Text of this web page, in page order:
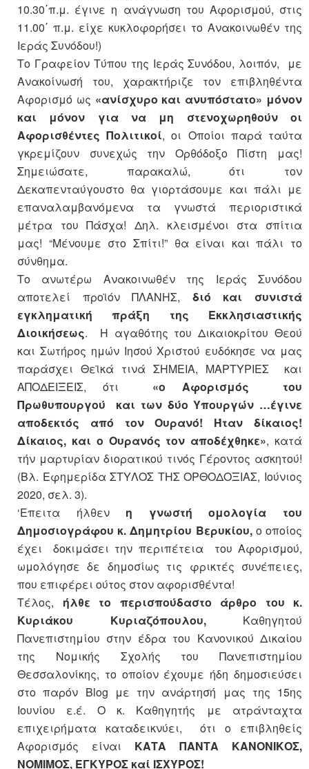
10.30΄π.μ. έγινε η ανάγνωση του Αφορισμού, στις
11.00΄ π.μ. είχε κυκλοφορήσει το Ανακοινωθέν της
Ιεράς Συνόδου!)
Το Γραφείον Τύπου της Ιεράς Συνόδου, λοιπόν, με
Ανακοίνωσή του, χαρακτήριζε τον επιβληθέντα
Αφορισμό ως «ανίσχυρο και ανυπόστατο» μόνον
και μόνον για να μη στενοχωρηθούν οι
Αφορισθέντες Πολιτικοί, οι Οποίοι παρά ταύτα
γκρεμίζουν συνεχώς την Ορθόδοξο Πίστη μας!
Σημειώσατε, παρακαλώ, ότι τον
Δεκαπενταύγουστο θα γιορτάσουμε και πάλι με
επαναλαμβανόμενα τα γνωστά περιοριστικά
μέτρα του Πάσχα! Δηλ. κλεισμένοι στα σπίτια
μας! “Μένουμε στο Σπίτι!” θα είναι και πάλι το
σύνθημα.
Το ανωτέρω Ανακοινωθέν της Ιεράς Συνόδου
αποτελεί προϊόν ΠΛΑΝΗΣ, διό και συνιστά
εγκληματική πράξη της Εκκλησιαστικής
Διοικήσεως. Η αγαθότης του Δικαιοκρίτου Θεού
και Σωτήρος ημών Ιησού Χριστού ευδόκησε να μας
παράσχει Θεϊκά τινά ΣΗΜΕΙΑ, ΜΑΡΤΥΡΙΕΣ και
ΑΠΟΔΕΙΞΕΙΣ, ότι «ο Αφορισμός του
Πρωθυπουργού και των δύο Υπουργών …έγινε
αποδεκτός από τον Ουρανό! Ήταν δίκαιος!
Δίκαιος, και ο Ουρανός τον αποδέχθηκε», κατά
τήν μαρτυρίαν διορατικού τινός Γέροντος ασκητού!
(Βλ. Εφημερίδα ΣΤΥΛΟΣ ΤΗΣ ΟΡΘΟΔΟΞΙΑΣ, Ιούνιος
2020, σελ. 3).
‘Επειτα ήλθεν η γνωστή ομολογία του
Δημοσιογράφου κ. Δημητρίου Βερυκίου, ο οποίος
έχει δοκιμάσει την περιπέτεια του Αφορισμού,
ωμολόγησε δε δημοσίως τις φρικτές συνέπειες,
που επιφέρει ούτος στον αφορισθέντα!
Τέλος, ήλθε το περισπούδαστο άρθρο του κ.
Κυριάκου Κυριαζόπουλου,Καθηγητού
Πανεπιστημίου στην έδρα του Κανονικού Δικαίου
της Νομικής Σχολής του Πανεπιστημίου
Θεσσαλονίκης, το οποίον έχουμε ήδη δημοσιεύσει
στο παρόν Blog με την ανάρτησή μας της 15ης
Ιουνίου ε.έ. Ο κ. Καθηγητής με ατράνταχτα
επιχειρήματα καταδεικνύει, ότι ο επιβληθείς
Αφορισμός είναι ΚΑΤΑ ΠΑΝΤΑ ΚΑΝΟΝΙΚΟΣ,
ΝΟΜΙΜΟΣ, ΕΓΚΥΡΟΣ καί ΙΣΧΥΡΟΣ!